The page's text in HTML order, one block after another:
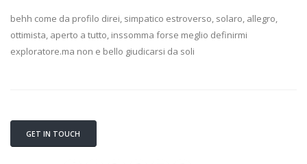
behh come da profilo direi, simpatico estroverso, solaro, allegro,
ottimista, aperto a tutto, inssomma forse meglio definirmi
exploratore.ma non e bello giudicarsi da soli
GET IN TOUCH